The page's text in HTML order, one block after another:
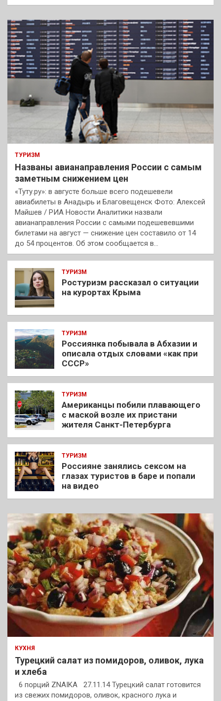
к
ТУРИЗМ
Названы авианаправления России с самым
заметным снижением цен
«Туту.ру»: в августе больше всего подешевели
авиабилеты в Анадырь и Благовещенск Фото: Алексей
Майшев / РИА Новости Аналитики назвали
авианаправления России с самыми подешевевшими
билетами на август — снижение цен составило от 14
до 54 процентов. Об этом сообщается в…
ТУРИЗМ
Ростуризм рассказал о ситуации
на курортах Крыма
ТУРИЗМ
Россиянка побывала в Абхазии и
описала отдых словами «как при
СССР»
ТУРИЗМ
Американцы побили плавающего
с маской возле их пристани
жителя Санкт-Петербурга
ТУРИЗМ
Россияне занялись сексом на
глазах туристов в баре и попали
на видео
КУХНЯ
Турецкий салат из помидоров, оливок, лука
и хлеба
6 порций ZNAIKA 27.11.14 Турецкий салат готовится
из свежих помидоров, оливок, красного лука и